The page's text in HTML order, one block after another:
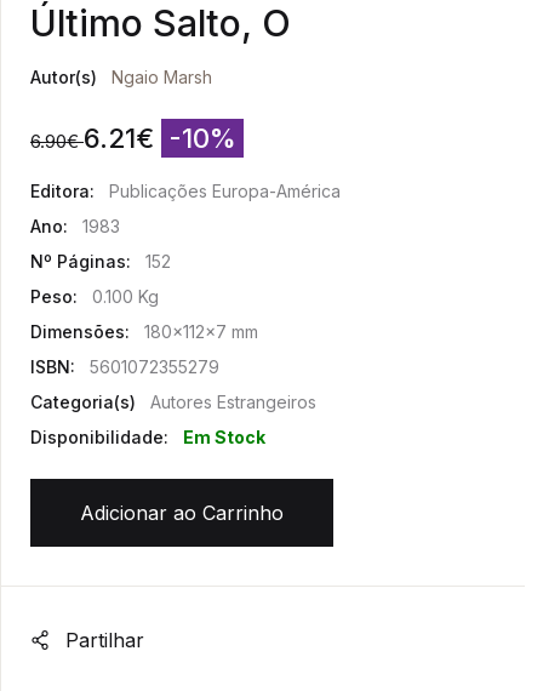
Último Salto, O
Autor(s) Ngaio Marsh
6.90€ 6.21€ -10%
Editora:
Publicações Europa-América
Ano:
1983
Nº Páginas:
152
Peso:
0.100 Kg
Dimensões:
180x112x7 mm
ISBN:
5601072355279
Categoria(s)
Autores Estrangeiros
Disponibilidade:
Em Stock
Adicionar ao Carrinho
Partilhar